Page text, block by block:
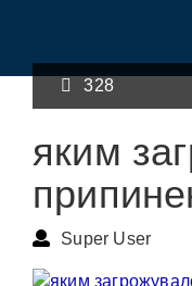
328
яким
Super User